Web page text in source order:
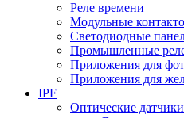
Реле времени
Модульные
Светодиодные
Промышленные
Приложения для
Приложения для
IPF
Оптические датчики